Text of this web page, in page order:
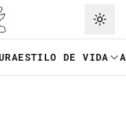
ESTILO DE VIDA